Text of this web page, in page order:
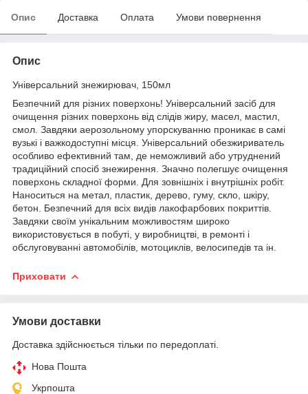
Опис Доставка Оплата Умови повернення
Опис
Універсальний знежирювач, 150мл
Безпечний для різних поверхонь! Універсальний засіб для
очищення різних поверхонь від слідів жиру, масел, мастил,
смол. Завдяки аерозольному упорскуванню проникає в самі
вузькі і важкодоступні місця. Універсальний обезжириватель
особливо ефективний там, де неможливий або утруднений
традиційний спосіб знежирення. Значно полегшує очищення
поверхонь складної форми. Для зовнішніх і внутрішніх робіт.
Наноситься на метал, пластик, дерево, гуму, скло, шкіру,
бетон. Безпечний для всіх видів лакофарбових покриттів.
Завдяки своїм унікальним можливостям широко
використовується в побуті, у виробництві, в ремонті і
обслуговуванні автомобілів, мотоциклів, велосипедів та ін.
Приховати
Умови доставки
Доставка здійснюється тільки по передоплаті.
Нова Пошта
Укрпошта